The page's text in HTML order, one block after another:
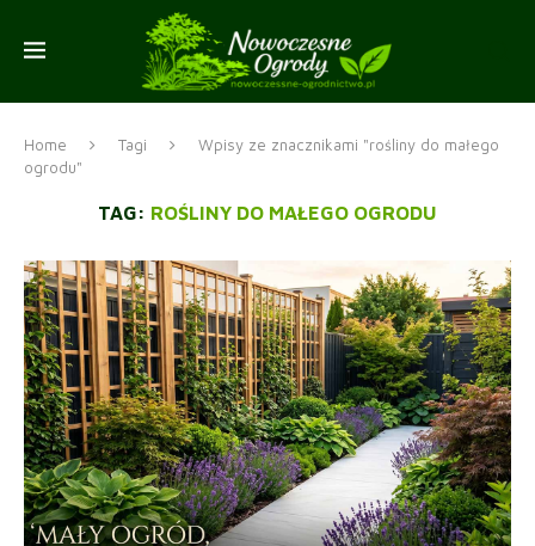
Home Tagi
Wpisy ze znacznikami "rośliny do małego
ogrodu"
TAG: ROŚLINY DO MAŁEGO OGRODU